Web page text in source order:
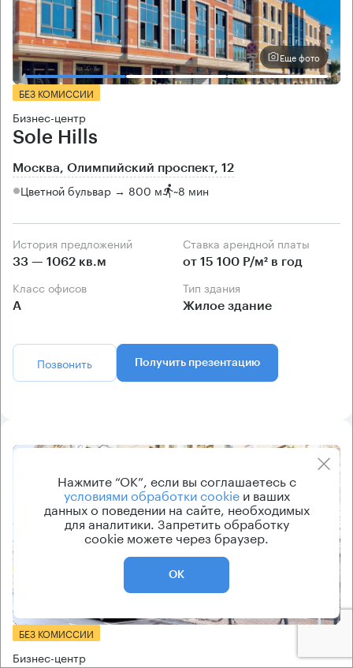
Еще фото
БЕЗ КОМИССИИ
Бизнес-центр
Sole Hills
Москва, Олимпийский проспект, 12
Цветной бульвар → 800 м ~8 мин
История предложений
33 — 1062 кв.м
Ставка арендной платы
от 15 100 Р/м² в год
Класс офисов
А
Тип здания
Жилое здание
Позвонить Получить презентацию
БЕЗ КОМИССИИ
Бизнес-центр
Нажмите “ОК”, если вы соглашаетесь с
условиями обработки cookieи ваших
данных о поведении на сайте, необходимых
для аналитики. Запретить обработку
cookie можете через браузер.
ОК